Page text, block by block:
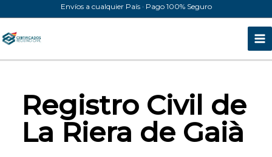
al
contenido
Envíos a cualquier País · Pago 100% Seguro
Registro Civil de
La Riera de Gaià